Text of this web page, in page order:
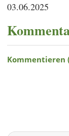
03.06.2025